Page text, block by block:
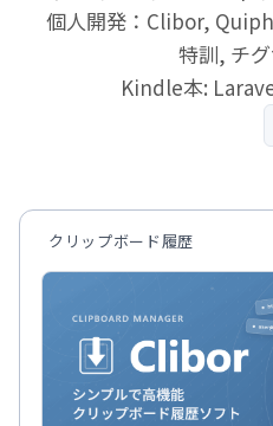
個人開発：Clibor,
特訓, チ
Kindle本:
クリップボード履歴